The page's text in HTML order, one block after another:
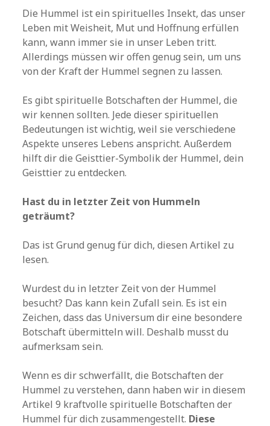
Die Hummel ist ein spirituelles Insekt, das unser
Leben mit Weisheit, Mut und Hoffnung erfüllen
kann, wann immer sie in unser Leben tritt.
Allerdings müssen wir offen genug sein, um uns
von der Kraft der Hummel segnen zu lassen.
Es gibt spirituelle Botschaften der Hummel, die
wir kennen sollten. Jede dieser spirituellen
Bedeutungen ist wichtig, weil sie verschiedene
Aspekte unseres Lebens anspricht. Außerdem
hilft dir die Geisttier-Symbolik der Hummel, dein
Geisttier zu entdecken.
Hast du in letzter Zeit von Hummeln
geträumt?
Das ist Grund genug für dich, diesen Artikel zu
lesen.
Wurdest du in letzter Zeit von der Hummel
besucht? Das kann kein Zufall sein. Es ist ein
Zeichen, dass das Universum dir eine besondere
Botschaft übermitteln will. Deshalb musst du
aufmerksam sein.
Wenn es dir schwerfällt, die Botschaften der
Hummel zu verstehen, dann haben wir in diesem
Artikel 9 kraftvolle spirituelle Botschaften der
Hummel für dich zusammengestellt. Diese